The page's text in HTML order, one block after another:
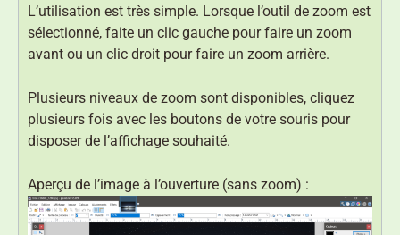
L’utilisation est très simple. Lorsque l’outil de zoom est
sélectionné, faite un clic gauche pour faire un zoom
avant ou un clic droit pour faire un zoom arrière.
Plusieurs niveaux de zoom sont disponibles, cliquez
plusieurs fois avec les boutons de votre souris pour
disposer de l’affichage souhaité.
Aperçu de l’image à l’ouverture (sans zoom) :